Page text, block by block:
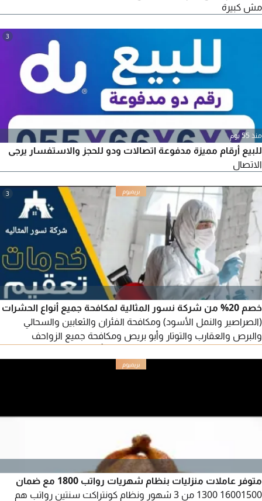
مش كبيرة
3
منذ 55 يوم
للبيع أرقام مميزة مدفوعة اتصالات ودو للحجز والاستفسار يرجى
الاتصال
3
خصم 20% من شركة نسور المثالية لمكافحة جميع أنواع الحشرات
(الصراصير والنمل الأسود) ومكافحة الفئران والثعابين والسحالي
والبرص والعقارب والتوتار وأبو بريص ومكافحة جميع الزواحف
النمل الأبيض وأعمال (الرومة) مع الضمان مهندسون متخصصون
متوفر عاملات منزليات بنظام شهريات رواتب 1800 مع ضمان
16001500 1300 من 3 شهور ونظام كونتراكت سنتين رواتب هم